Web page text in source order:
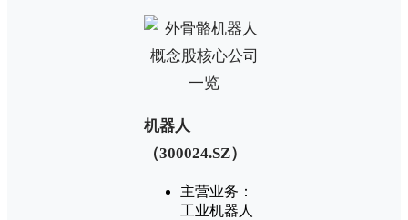
‌机器人
（300024.SZ）‌
‌主营业务‌：
工业机器人